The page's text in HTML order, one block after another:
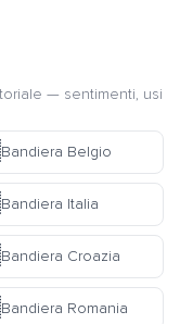
— sentimenti, usi
Bandiera Belgio
Bandiera Italia
Bandiera Croazia
Bandiera Romania